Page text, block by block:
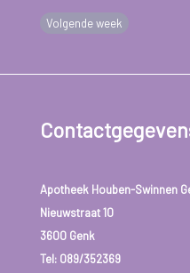
Volgende week
Apotheek Houben-Swinnen
Nieuwstraat 10
3600 Genk
Tel: 089/352369